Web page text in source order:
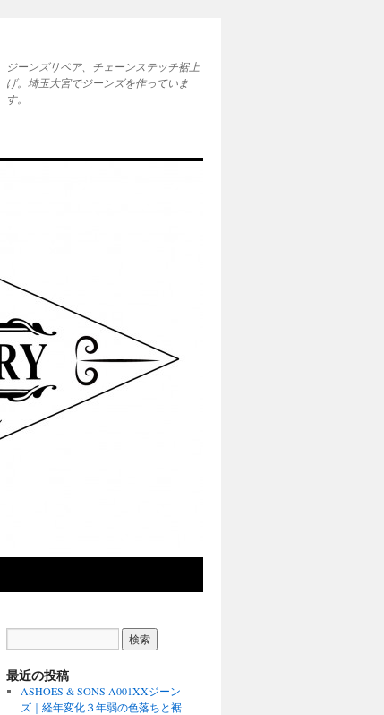
ジーンズリペア、チェーンステッチ裾上
げ。埼玉大宮でジーンズを作っていま
す。
最近の投稿
ASHOES & SONS A001XXジーン
ズ｜経年変化３年弱の色落ちと裾